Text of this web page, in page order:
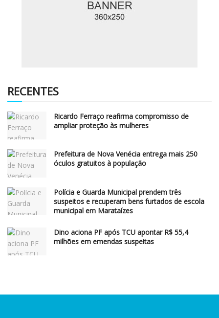
RECENTES
Ricardo Ferraço reafirma compromisso de
ampliar proteção às mulheres
Prefeitura de Nova Venécia entrega mais 250
óculos gratuitos à população
Polícia e Guarda Municipal prendem três
suspeitos e recuperam bens furtados de escola
municipal em Marataízes
Dino aciona PF após TCU apontar R$ 55,4
milhões em emendas suspeitas